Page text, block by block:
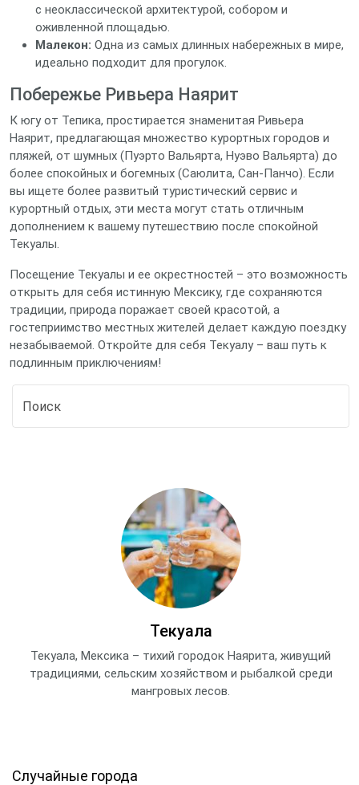
с неоклассической архитектурой, собором и
оживленной площадью.
Малекон: Одна из самых длинных набережных в мире,
идеально подходит для прогулок.
Побережье Ривьера Наярит
К югу от Тепика, простирается знаменитая Ривьера
Наярит, предлагающая множество курортных городов и
пляжей, от шумных (Пуэрто Вальярта, Нуэво Вальярта) до
более спокойных и богемных (Саюлита, Сан-Панчо). Если
вы ищете более развитый туристический сервис и
курортный отдых, эти места могут стать отличным
дополнением к вашему путешествию после спокойной
Текуалы.
Посещение Текуалы и ее окрестностей – это возможность
открыть для себя истинную Мексику, где сохраняются
традиции, природа поражает своей красотой, а
гостеприимство местных жителей делает каждую поездку
незабываемой. Откройте для себя Текуалу – ваш путь к
подлинным приключениям!
Текуала
Текуала, Мексика – тихий городок Наярита, живущий
традициями, сельским хозяйством и рыбалкой среди
мангровых лесов.
Случайные города